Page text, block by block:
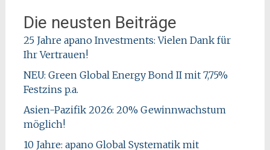
Die neusten Beiträge
25 Jahre apano Investments: Vielen Dank für
Ihr Vertrauen!
NEU: Green Global Energy Bond II mit 7,75%
Festzins p.a.
Asien-Pazifik 2026: 20% Gewinnwachstum
möglich!
10 Jahre: apano Global Systematik mit